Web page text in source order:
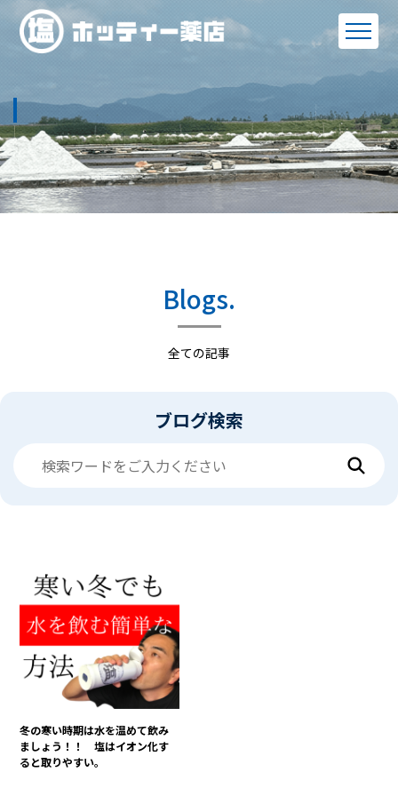
Blogs.
全ての記事
ブログ検索
冬の寒い時期は水を温めて飲み
ましょう！！ 塩はイオン化す
ると取りやすい。